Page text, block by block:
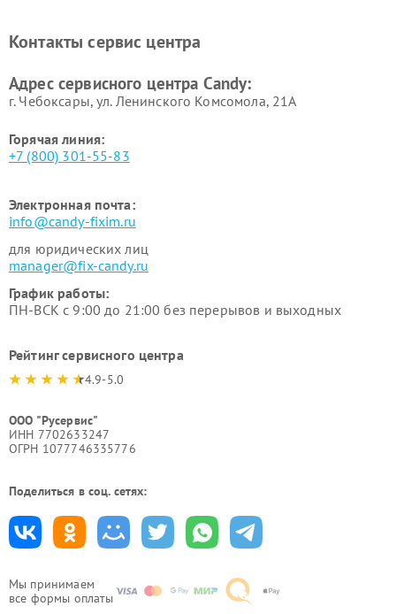
Мы принимаем
все формы оплаты
Контакты сервис центра
Адрес сервисного центра Candy:
г. Чебоксары, ул. Ленинского Комсомола, 21А
Горячая линия:
+7 (800) 301-55-83
Электронная почта:
info@candy-fixim.ru
для юридических лиц
manager@fix-candy.ru
График работы:
ПН-ВСК с 9:00 до 21:00 без перерывов и выходных
Рейтинг сервисного центра
4.9-5.0
ООО "Русервис"
ИНН 7702633247
ОГРН 1077746335776
Поделиться в соц. сетях: